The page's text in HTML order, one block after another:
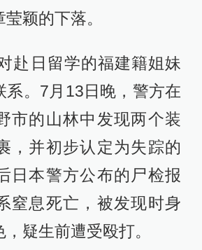
颖的下落。
赴日留学的福建籍姐妹
系。7月13日晚，警方在
市的山林中发现两个装
，并初步认定为失踪的
日本警方公布的尸检报
窒息死亡，被发现时身
疑生前遭受殴打。